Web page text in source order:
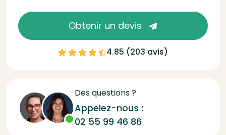
Obtenir un devis
4.85 (203 avis)
Des questions ?
Appelez-nous :
02 55 99 46 86